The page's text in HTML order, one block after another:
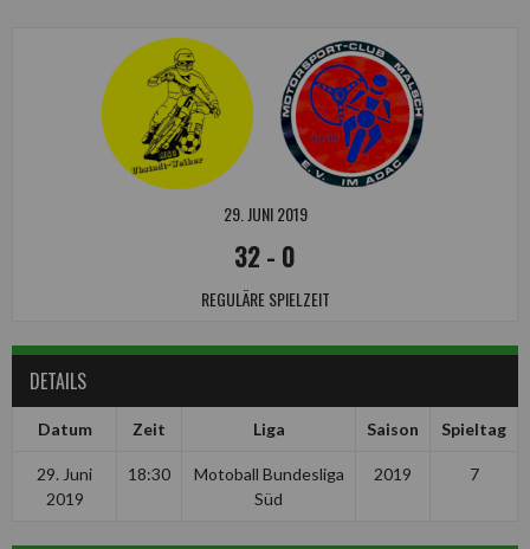
29. JUNI 2019
32- 0
REGULÄRE SPIELZEIT
DETAILS
Datum Zeit Liga Saison Spieltag
29. Juni
2019
18:30
Motoball Bundesliga
Süd
2019 7